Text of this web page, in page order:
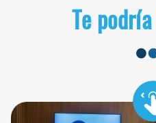
Te